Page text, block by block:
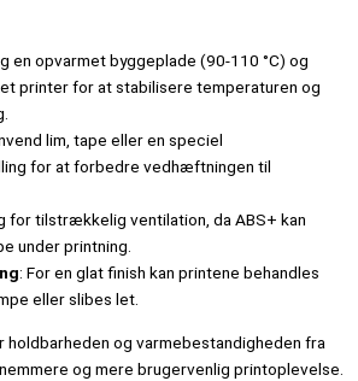
en opvarmet byggeplade (90-110 °C) og
printer for at stabilisere temperaturen og
lim, tape eller en speciel
for at forbedre vedhæftningen til
for tilstrækkelig ventilation, da ABS+ kan
under printning.
: For en glat finish kan printene behandles
eller slibes let.
holdbarheden og varmebestandigheden fra
og mere brugervenlig printoplevelse.